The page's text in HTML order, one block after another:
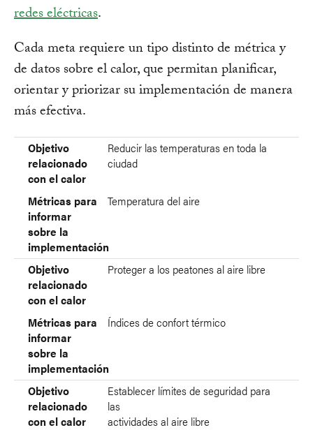
redes eléctricas.
Cada meta requiere un tipo distinto de métrica y
de datos sobre el calor, que permitan planificar,
orientar y priorizar su implementación de manera
más efectiva.
Objetivo relacionado con el calor
Métricas para informar sobre la implementación
Objetivo
relacionado
con el calor
Reducir las temperaturas en toda la
ciudad
Métricas para
informar
sobre la
implementación
Temperatura del aire
Objetivo
relacionado
con el calor
Proteger a los peatones al aire libre
Métricas para
informar
sobre la
implementación
Índices de confort térmico
Objetivo
relacionado
con el calor
Establecer límites de seguridad para
las
actividades al aire libre